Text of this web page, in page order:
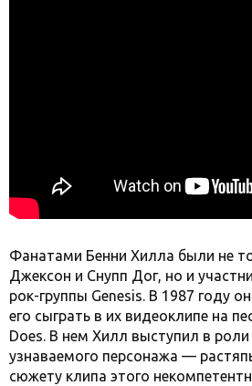
Фанатами Бенни Хилла были не
Джексон и Снупп Дог, но и
рок-группы Genesis. В 1987 году
его сыграть в их видеоклипе на
Does. В нем Хилл выступил в роли
узнаваемого персонажа —
сюжету клипа этого